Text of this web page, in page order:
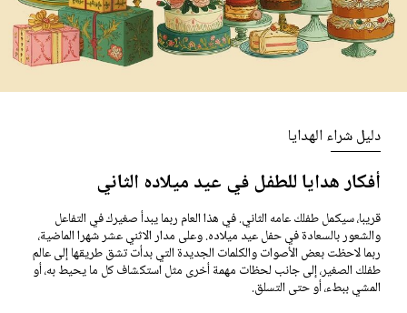
دليل شراء الهدايا
أفكار هدايا للطفل في عيد ميلاده الثاني
قريبا، سيكمل طفلك عامه الثاني. في هذا العام ربما يبدأ صغيرك في التفاعل
والشعور بالسعادة في حفل عيد ميلاده. وعلى مدار الاثني عشر شهرا الماضية،
ربما لاحظت بعض الأصوات والكلمات الجديدة التي بدأت تشق طريقها إلى عالم
طفلك الصغير، إلى جانب لحظات مهمة أخرى مثل استكشاف كل ما يحيط به، أو
المشي ببطء، أو حتى التسلق.